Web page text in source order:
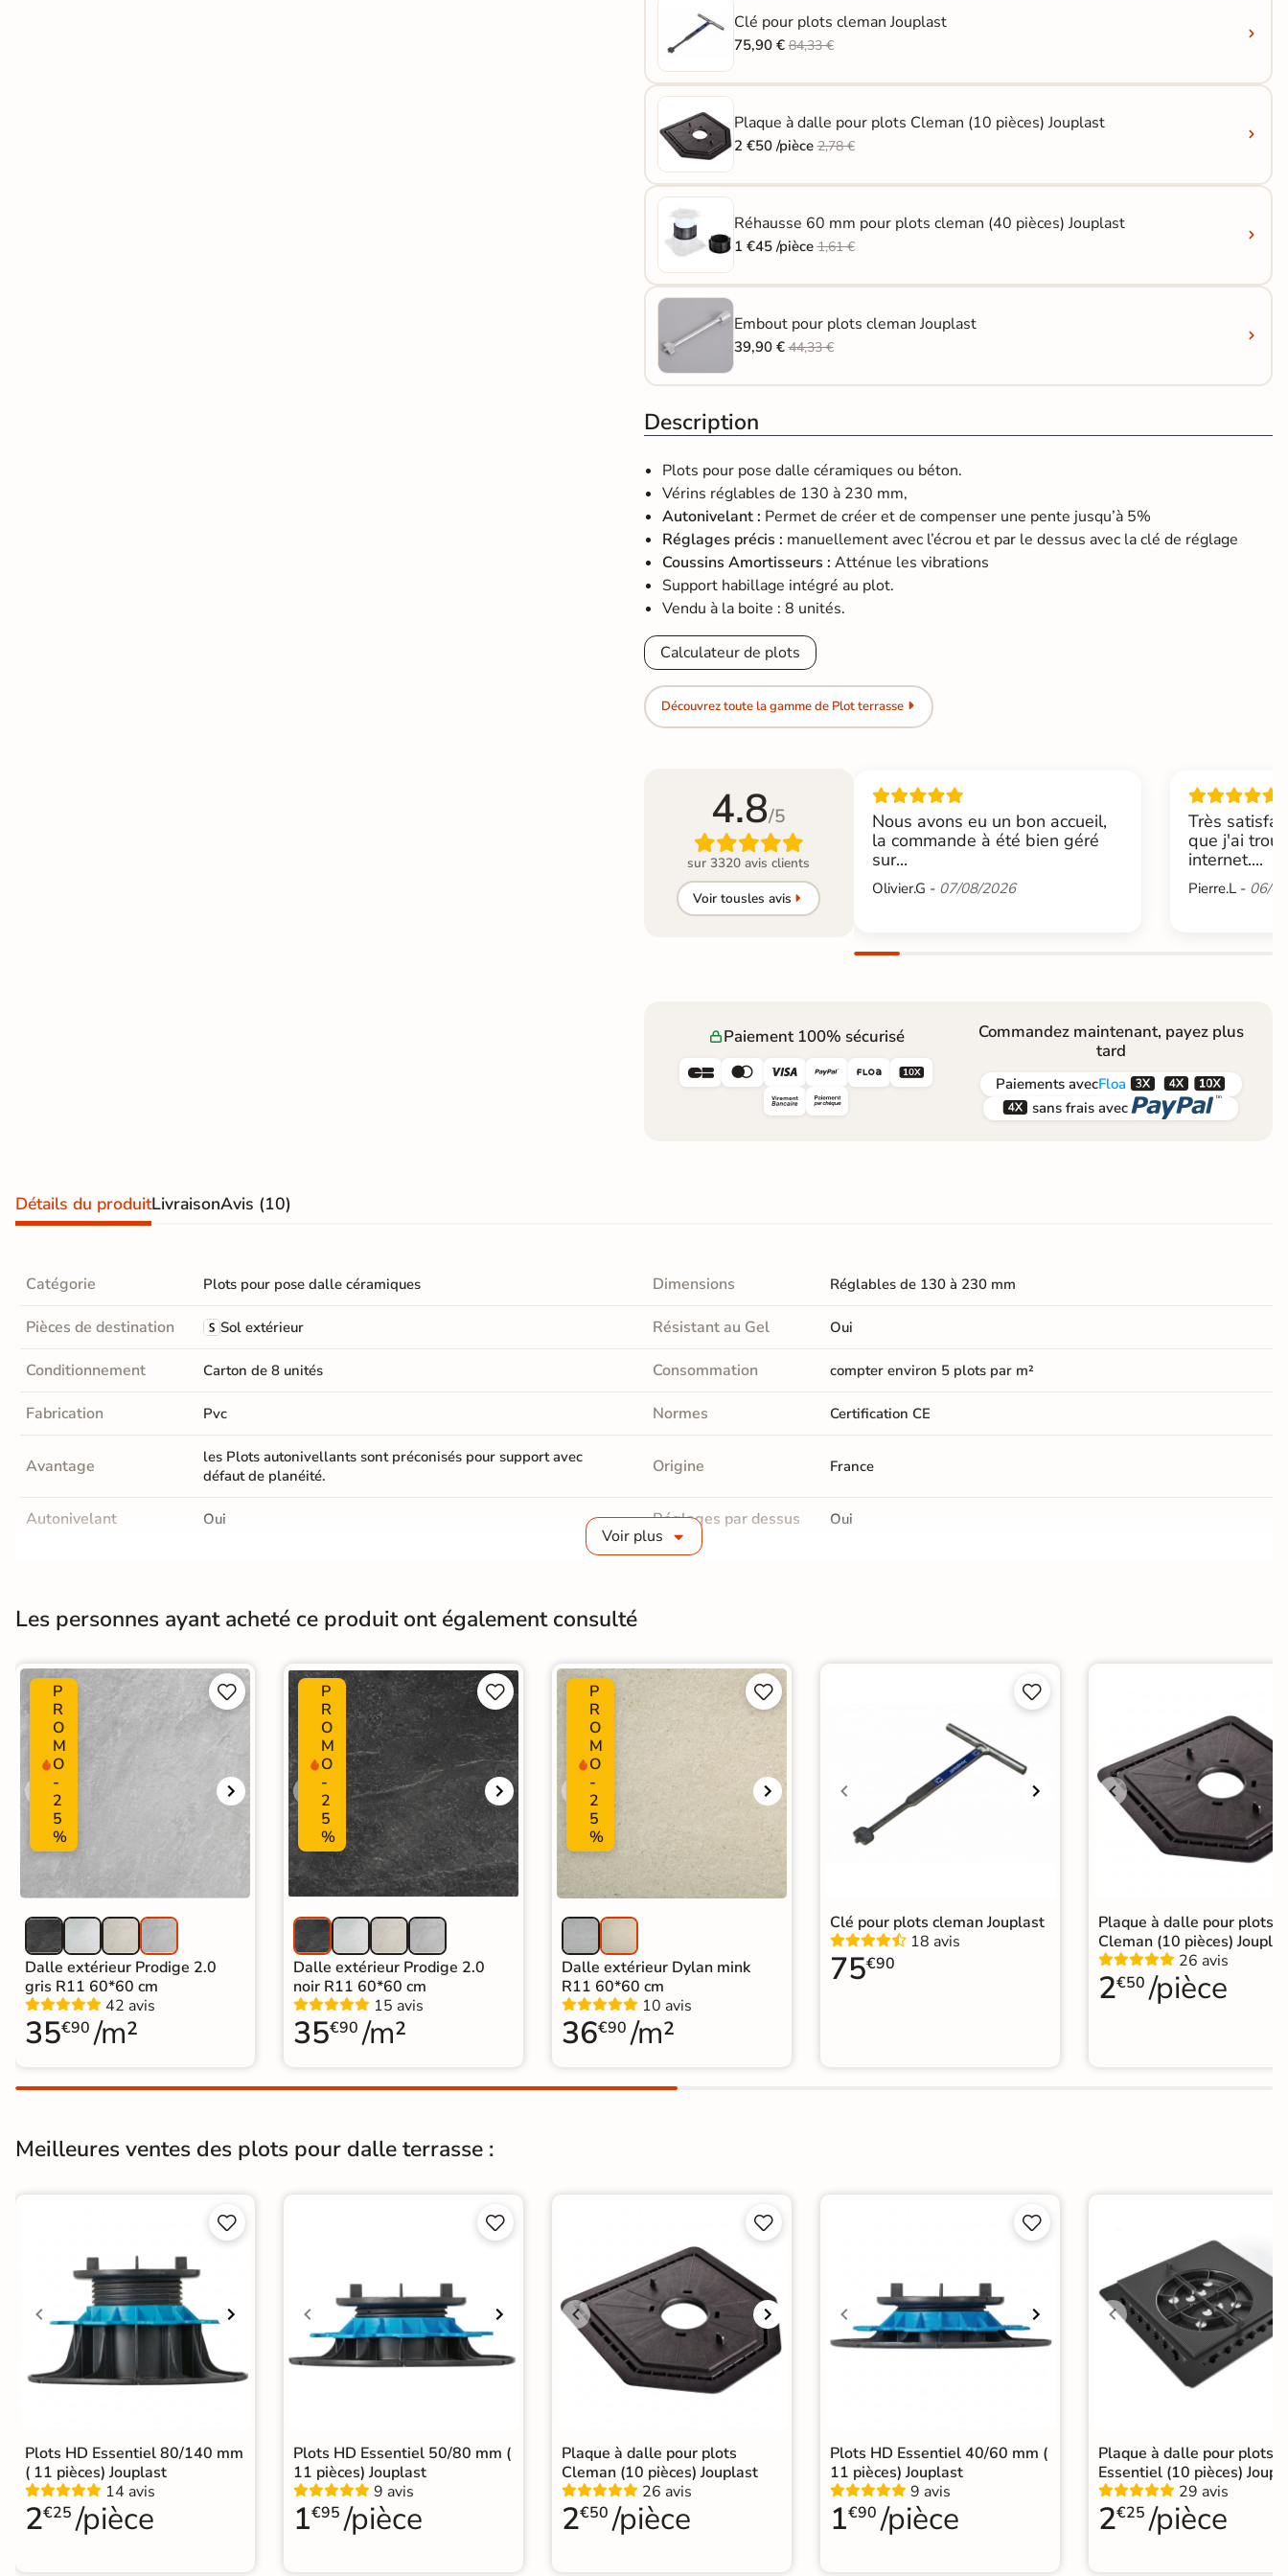
Carrelage très
Carrelage extra fin
Voir tous les
formats
PAR FINITION
Carrelage poli /
Carrelage brillant
PAIEMENT SÉCURISÉ
il vous plaira
En une ou plusieurs fois
grâce à nos nombreuses
solutions de paiement
sécurisé
Livraison rapide et soignée
En savoir plus
Clé pour plots cleman Jouplast
75,90 €84,33 €
Plaque à dalle pour plots Cleman (10 pièces) Jouplast
2 €50 /pièce2,78 €
Réhausse 60 mm pour plots cleman (40 pièces) Jouplast
1 €45 /pièce1,61 €
Embout pour plots cleman Jouplast
39,90 €44,33 €
Description
Plots pour pose dalle céramiques ou béton.
Vérins réglables de 130 à 230 mm,
Autonivelant : Permet de créer et de compenser une pente jusqu’à 5%
Réglages précis : manuellement avec l’écrou et par le dessus avec la clé de réglage
Coussins Amortisseurs :Atténue les vibrations
Support habillage intégré au plot.
Vendu à la boite : 8 unités.
Calculateur de plots
Découvrez toute la gamme de Plot terrasse
4.8/5

sur 3320 avis clients
Voir tousles avis
Nous avons eu un bon accueil,
la commande à été bien géré
sur...
Olivier.G - 07/08/2026
Très
que j'ai
internet....
Pierre.L - 06/
Paiement 100% sécurisé
     
Commandez maintenant, payez plus
tard
PaiementsavecFloa  
 sans frais avec 
Détails du produitLivraisonAvis (10)
Catégorie Plots pour pose dalle céramiques Dimensions Réglables de 130 à 230 mm
Pièces de destination Sol extérieur Résistant au Gel Oui
Conditionnement Carton de 8 unités Consommation compter environ 5 plots par m²
Fabrication Pvc Normes Certification CE
Avantage
les Plots autonivellants sont préconisés pour support avec
défaut de planéité.
Origine France
Autonivelant Oui Réglages par dessus Oui
Fabricant
Gamme de plots Cleman
Voir plus
Les personnes ayant acheté ce produit ont également consulté
P
R
O
M
O
-
2
5
%


Dalle extérieur Prodige 2.0
gris R11 60*60 cm
42 avis
35€90 /m²
P
R
O
M
O
-
2
5
%


Dalle extérieur Prodige 2.0
noir R11 60*60 cm
15 avis
35€90 /m²
P
R
O
M
O
-
2
5
%


Dalle extérieur Dylan mink
R11 60*60 cm
10 avis
36€90 /m²


Clé pour plots cleman Jouplast
18 avis
75€90
Plaque à dalle pour plots
Cleman (10 pièces)
26 avis
2€50 /pièce
Meilleures ventes des plots pour dalle terrasse :


Plots HD Essentiel 80/140 mm
( 11 pièces) Jouplast
14 avis
2€25 /pièce


Plots HD Essentiel 50/80 mm (
11 pièces) Jouplast
9 avis
1€95 /pièce


Plaque à dalle pour plots
Cleman (10 pièces) Jouplast
26 avis
2€50 /pièce


Plots HD Essentiel 40/60 mm (
11 pièces) Jouplast
9 avis
1€90 /pièce
Plaque à dalle pour plots
Essentiel (10 pièces)
29 avis
2€25 /pièce